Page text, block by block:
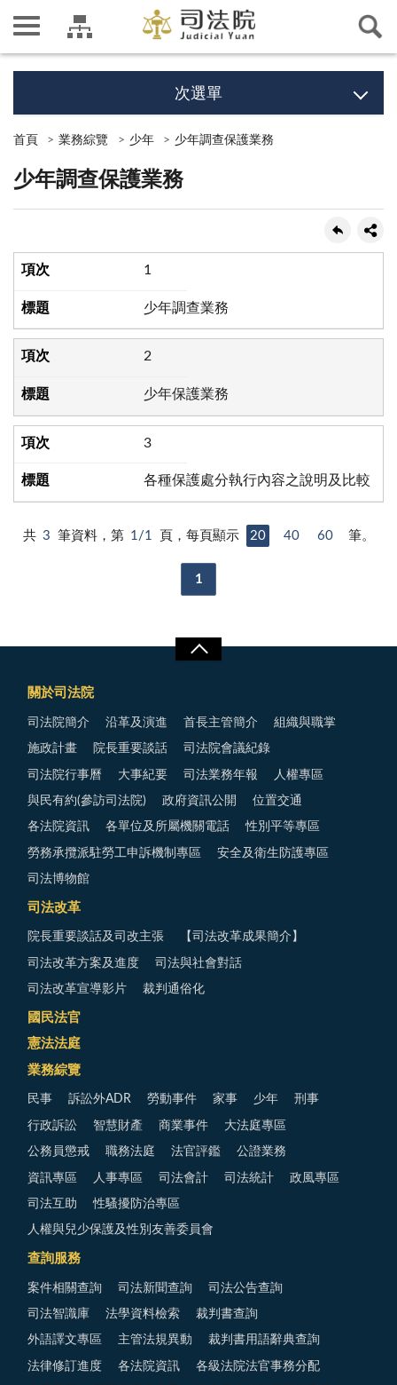
次選單
首頁 業務綜覽 少年 少年調查保護業務
少年調查保護業務
1
少年調查業務
2
少年保護業務
3
各種保護處分執行內容之說明及比較
共 3 筆資料，第 1/1 頁，每頁顯示 20 40 60 筆。
1
關於司法院
司法院簡介 沿革及演進 首長主管簡介 組織與職掌
施政計畫 院長重要談話 司法院會議紀錄
司法院行事曆 大事紀要 司法業務年報 人權專區
與民有約(參訪司法院) 政府資訊公開 位置交通
各法院資訊 各單位及所屬機關電話 性別平等專區
勞務承攬派駐勞工申訴機制專區 安全及衛生防護專區
司法博物館
司法改革
院長重要談話及司改主張 【司法改革成果簡介】
司法改革方案及進度 司法與社會對話
司法改革宣導影片 裁判通俗化
國民法官
憲法法庭
業務綜覽
民事 訴訟外ADR 勞動事件 家事 少年 刑事
行政訴訟 智慧財產 商業事件 大法庭專區
公務員懲戒 職務法庭 法官評鑑 公證業務
資訊專區 人事專區 司法會計 司法統計 政風專區
司法互助 性騷擾防治專區
人權與兒少保護及性別友善委員會
查詢服務
案件相關查詢 司法新聞查詢 司法公告查詢
司法智識庫 法學資料檢索 裁判書查詢
外語譯文專區 主管法規異動 裁判書用語辭典查詢
法律修訂進度 各法院資訊 各級法院法官事務分配